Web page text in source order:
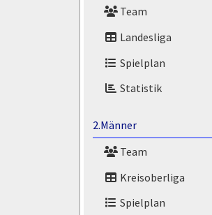
Team
Landesliga
Spielplan
Statistik
2.Männer
Team
Kreisoberliga
Spielplan